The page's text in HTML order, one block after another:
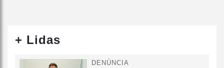
+ Lidas
DENÚNCIA